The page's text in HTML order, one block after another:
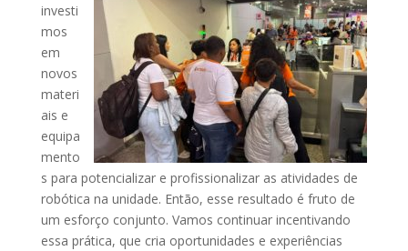
investi
mos
em
novos
materi
ais e
equipa
mento
s para potencializar e profissionalizar as atividades de
robótica na unidade. Então, esse resultado é fruto de
um esforço conjunto. Vamos continuar incentivando
essa prática, que cria oportunidades e experiências